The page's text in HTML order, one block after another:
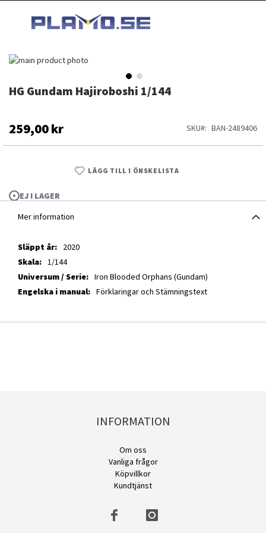
INNEHÅLLET
HG Gundam Hajiroboshi 1/144
259,00 kr SKU BAN-2489406
LÄGG TILL I ÖNSKELISTA
EJ I LAGER
Hoppa
av
Hoppa
av
bildgalleriet
Mer information
Mer
information
2020
1/144
Iron Blooded Orphans (Gundam)
Förklaringar och Stämningstext
INFORMATION
Om oss
Vanliga frågor
Köpvillkor
Kundtjänst